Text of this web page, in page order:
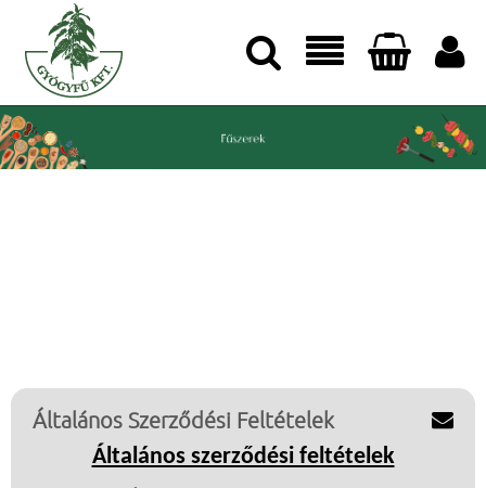




Általános Szerződési Feltételek 
Általános szerződési feltételek